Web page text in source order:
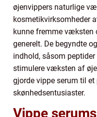
øjenvippers naturlige
kosmetikvirksomheder
kunne fremme væksten
generelt. De begyndte
indhold, såsom
stimulere væksten af
gjorde vippe serum til
skønhedsentusiaster.
Vippe